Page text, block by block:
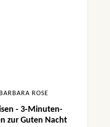
ROSE
- 3-Minuten-
zur Guten Nacht